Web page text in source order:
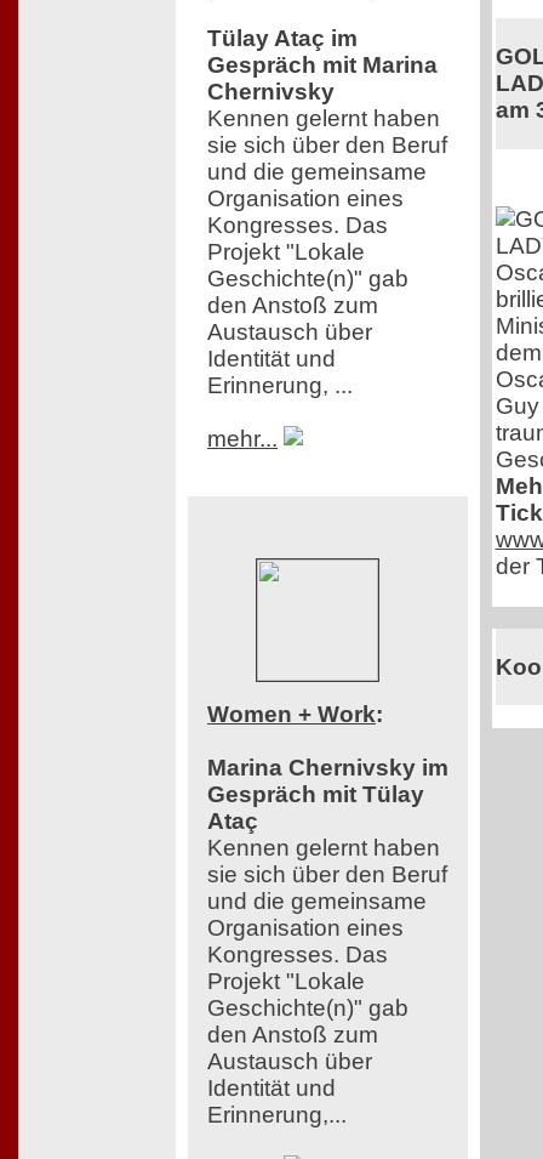
Tülay Ataç im
Gespräch mit Marina
Chernivsky
Kennen gelernt haben
sie sich über den Beruf
und die gemeinsame
Organisation eines
Kongresses. Das
Projekt "Lokale
Geschichte(n)" gab
den Anstoß zum
Austausch über
Identität und
Erinnerung, ...
mehr...
Women + Work:
Marina Chernivsky im
Gespräch mit Tülay
Ataç
Kennen gelernt haben
sie sich über den Beruf
und die gemeinsame
Organisation eines
Kongresses. Das
Projekt "Lokale
Geschichte(n)" gab
den Anstoß zum
Austausch über
Identität und
Erinnerung,...
am
der